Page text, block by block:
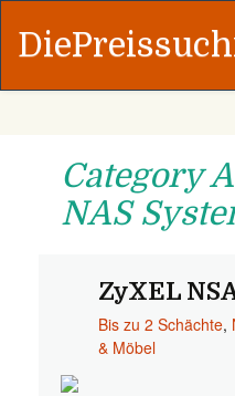
Category
NAS
ZyXEL
Bis zu 2 Schächte,
& Möbel